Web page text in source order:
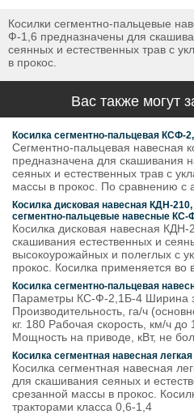
Косилки сегментно-пальцевые
Ф-1,6 предназначены для
сеянных и естественных трав с
в прокос.
Вас также могут
Косилка сегментно-пальцевая КСФ-
Сегментно-пальцевая навесная
предназначена для скашивания
сеяных и естественных трав с
массы в прокос. По сравнению с
Косилка дисковая навесная КДН-
сегментно-пальцевые навесные КС-
Косилка дисковая навесная
скашивания естественных и
высокоурожайных и полеглых с
прокос. Косилка применяется во
Косилка сегментно-пальцевая
Параметры КС-Ф-2,1Б-4 Ширина
Производительность, га/ч
кг. 180 Рабочая скорость, км/ч
Мощность на приводе, кВт, не
Косилка сегментная навесная
Косилка сегментная навесная
для скашивания сеяных и
срезанной массы в прокос.
тракторами класса 0,6-1,4